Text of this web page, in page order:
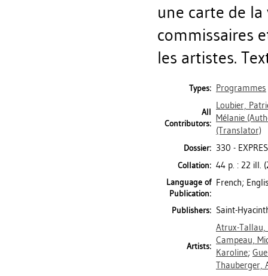
une carte de
commissaires
les artistes.
Types: Programmes
All
Contributors:
Loubier,
Mélanie
(Translator)
Dossier: 330 -
Collation: 44 p. : 22 ill.
Language of
Publication:
French;
Publishers: Saint-
Artists:
Atrux-Tallau,
Campeau,
Karoline;
Thauberger,